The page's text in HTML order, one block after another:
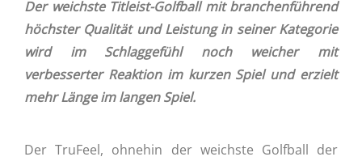
Der weichste Titleist-Golfball mit branchenführend
höchster Qualität und Leistung in seiner Kategorie
wird im Schlaggefühl noch weicher mit
verbesserter Reaktion im kurzen Spiel und erzielt
mehr Länge im langen Spiel.
Der TruFeel, ohnehin der weichste Golfball der